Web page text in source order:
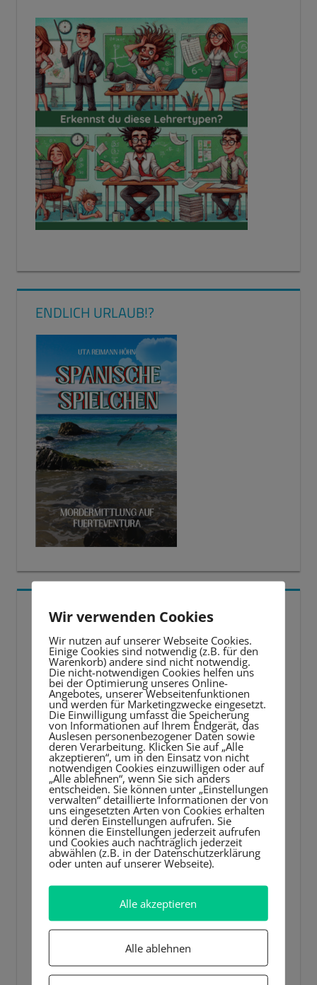
ENDLICH URLAUB!?
5 BESTE LERNTIPPS
Video-
Player
Wir verwenden Cookies
Wir nutzen auf unserer Webseite Cookies.
Einige Cookies sind notwendig (z.B. für den
Warenkorb) andere sind nicht notwendig.
Die nicht-notwendigen Cookies helfen uns
bei der Optimierung unseres Online-
Angebotes, unserer Webseitenfunktionen
und werden für Marketingzwecke eingesetzt.
Die Einwilligung umfasst die Speicherung
von Informationen auf Ihrem Endgerät, das
Auslesen personenbezogener Daten sowie
deren Verarbeitung. Klicken Sie auf „Alle
akzeptieren“, um in den Einsatz von nicht
notwendigen Cookies einzuwilligen oder auf
„Alle ablehnen“, wenn Sie sich anders
entscheiden. Sie können unter „Einstellungen
verwalten“ detaillierte Informationen der von
uns eingesetzten Arten von Cookies erhalten
und deren Einstellungen aufrufen. Sie
können die Einstellungen jederzeit aufrufen
und Cookies auch nachträglich jederzeit
abwählen (z.B. in der Datenschutzerklärung
oder unten auf unserer Webseite).
Alle akzeptieren
Alle ablehnen